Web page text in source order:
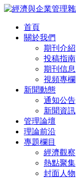
首頁
關於我們
期刊介紹
投稿指南
期刊信息
視頻專欄
新聞動態
通知公告
新聞資訊
管理論壇
理論前沿
專題欄目
經濟觀察
熱點聚集
封面人物